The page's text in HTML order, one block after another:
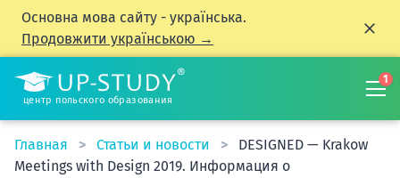
Основна мова сайту - українська.
Продовжити українською →
центр польского образования
1
Главная Статьи и новости
DESIGNED — Krakow
Meetings with Design 2019. Информация о